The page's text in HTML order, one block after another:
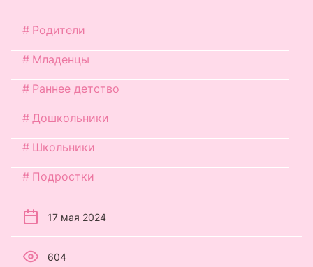
Родители
Младенцы
Раннее детство
Дошкольники
Школьники
Подростки
17 мая 2024
604